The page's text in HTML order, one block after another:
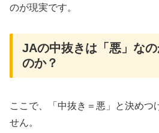
のが現実です。
JAの中抜きは「悪」な
のか？
ここで、「中抜き＝悪」と決めつ
せん。